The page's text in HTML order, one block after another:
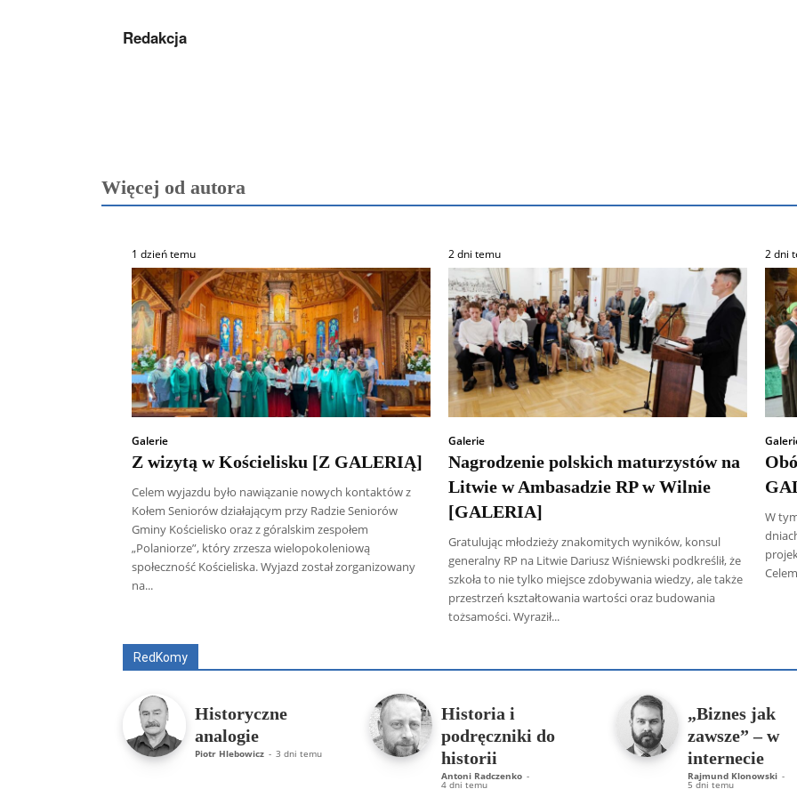
Redakcja
Więcej od autora
1 dzień temu
Galerie
Z wizytą w Kościelisku [Z GALERIĄ]
Celem wyjazdu było nawiązanie nowych kontaktów z
Kołem Seniorów działającym przy Radzie Seniorów
Gminy Kościelisko oraz z góralskim zespołem
„Polaniorze”, który zrzesza wielopokoleniową
społeczność Kościeliska. Wyjazd został zorganizowany
na...
2 dni temu
Galerie
Nagrodzenie polskich maturzystów na
Litwie w Ambasadzie RP w Wilnie
[GALERIA]
Gratulując młodzieży znakomitych wyników, konsul
generalny RP na Litwie Dariusz Wiśniewski podkreślił, że
szkoła to nie tylko miejsce zdobywania wiedzy, ale także
przestrzeń kształtowania wartości oraz budowania
tożsamości. Wyraził...
2 dni
W
RedKomy
Antoni Radczenko Artur Płokszto
Historyczne
analogie
Piotr Hlebowicz - 3 dni temu
Historia i
podręczniki do
historii
Antoni Radczenko -
4 dni temu
„Biznes jak
zawsze” – w
internecie
Rajmund Klonowski -
5 dni temu